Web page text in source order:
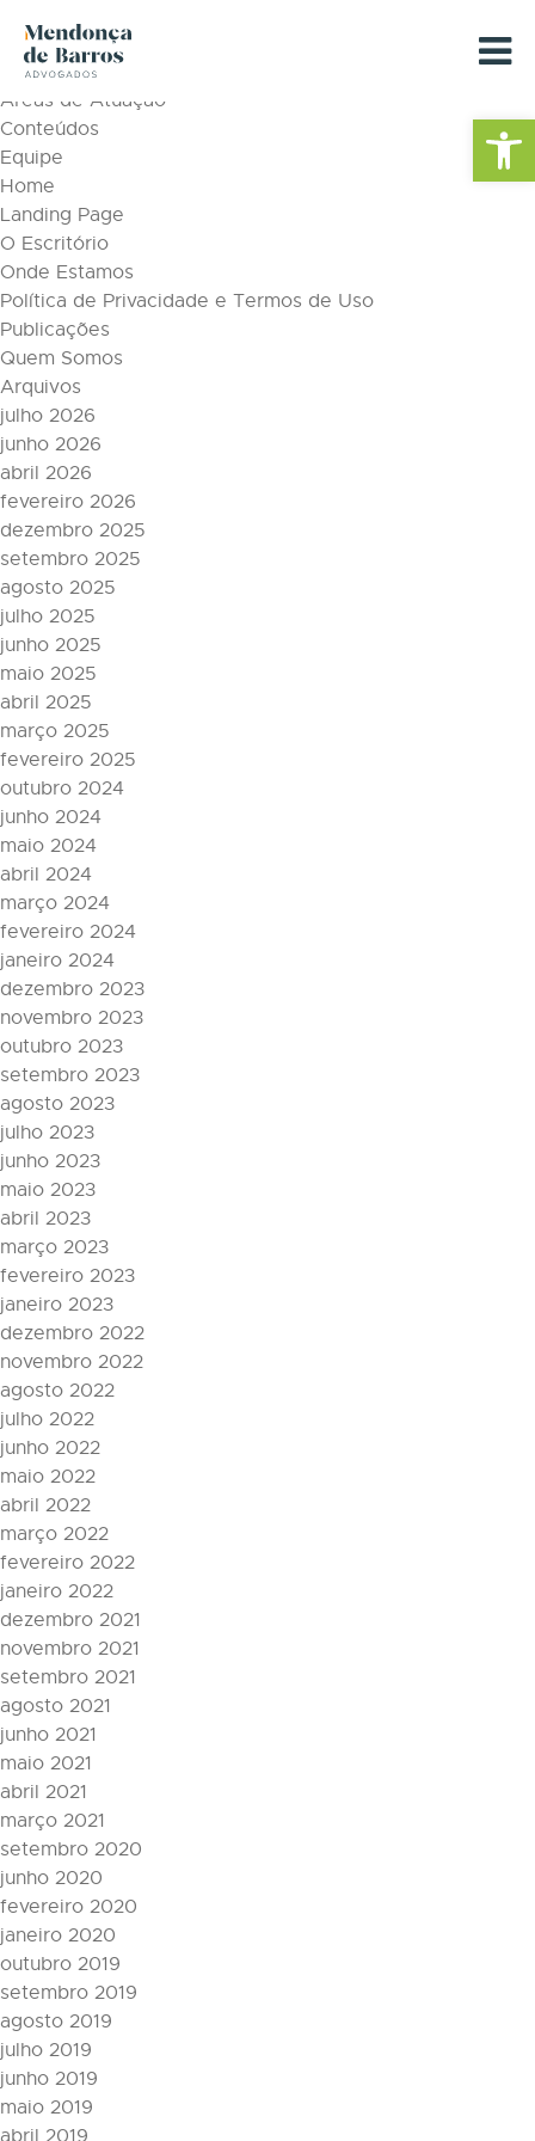
Barra de
Páginas
Áreas de Atuação
Conteúdos
Equipe
Home
Landing Page
O Escritório
Onde Estamos
Política de Privacidade e Termos de Uso
Publicações
Quem Somos
Arquivos
julho 2026
junho 2026
abril 2026
fevereiro 2026
dezembro 2025
setembro 2025
agosto 2025
julho 2025
junho 2025
maio 2025
abril 2025
março 2025
fevereiro 2025
outubro 2024
junho 2024
maio 2024
abril 2024
março 2024
fevereiro 2024
janeiro 2024
dezembro 2023
novembro 2023
outubro 2023
setembro 2023
agosto 2023
julho 2023
junho 2023
maio 2023
abril 2023
março 2023
fevereiro 2023
janeiro 2023
dezembro 2022
novembro 2022
agosto 2022
julho 2022
junho 2022
maio 2022
abril 2022
março 2022
fevereiro 2022
janeiro 2022
dezembro 2021
novembro 2021
setembro 2021
agosto 2021
junho 2021
maio 2021
abril 2021
março 2021
setembro 2020
junho 2020
fevereiro 2020
janeiro 2020
outubro 2019
setembro 2019
agosto 2019
julho 2019
junho 2019
maio 2019
abril 2019